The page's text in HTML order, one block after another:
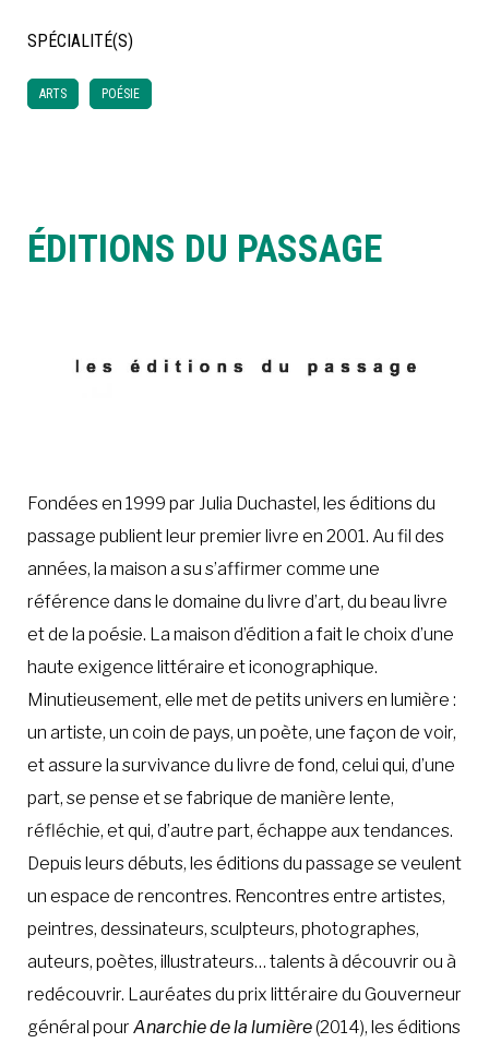
À LA POINTE DE LA PROFESSION
ÉDITIONS DU PASSAGE
Fondées en 1999 par Julia Duchastel, les éditions du
passage publient leur premier livre en 2001. Au fil des
années, la maison a su s’affirmer comme une
référence dans le domaine du livre d’art, du beau livre
et de la poésie. La maison d’édition a fait le choix d’une
haute exigence littéraire et iconographique.
Minutieusement, elle met de petits univers en lumière :
un artiste, un coin de pays, un poète, une façon de voir,
et assure la survivance du livre de fond, celui qui, d’une
part, se pense et se fabrique de manière lente,
réfléchie, et qui, d’autre part, échappe aux tendances.
Depuis leurs débuts, les éditions du passage se veulent
un espace de rencontres. Rencontres entre artistes,
peintres, dessinateurs, sculpteurs, photographes,
auteurs, poètes, illustrateurs… talents à découvrir ou à
redécouvrir. Lauréates du prix littéraire du Gouverneur
général pour Anarchie de la lumière(2014), les éditions
SPÉCIALITÉ(S)
ARTS POÉSIE